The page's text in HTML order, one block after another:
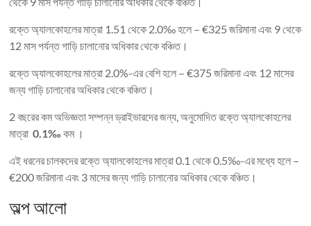
রক্তে অ্যালকোহলের মাত্রা 1.51 থেকে 2.0‰ হলে – €325 জরিমানা এবং 9 থেকে
12 মাস পর্যন্ত গাড়ি চালানোর অধিকার থেকে বঞ্চিত।
রক্তে অ্যালকোহলের মাত্রা 2.0%-এর বেশি হলে – €375 জরিমানা এবং 12 মাসের
জন্য গাড়ি চালানোর অধিকার থেকে বঞ্চিত।
2 বছরের কম অভিজ্ঞতা সম্পন্ন ড্রাইভারদের জন্য, অনুমোদিত রক্তে অ্যালকোহলের
মাত্রা0.1‰কম ।
এই ধরনের চালকদের রক্তে অ্যালকোহলের মাত্রা 0.1 থেকে 0.5‰-এর মধ্যে হলে –
€200 জরিমানা এবং 3 মাসের জন্য গাড়ি চালানোর অধিকার থেকে বঞ্চিত।
অল্প আলো